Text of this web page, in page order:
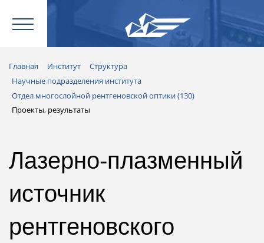
Главная Институт
Структура
Научные подразделения института
Отдел многослойной рентгеновской оптики (130)
Проекты, результаты
Лазерно-плазменный
источник
рентгеновского